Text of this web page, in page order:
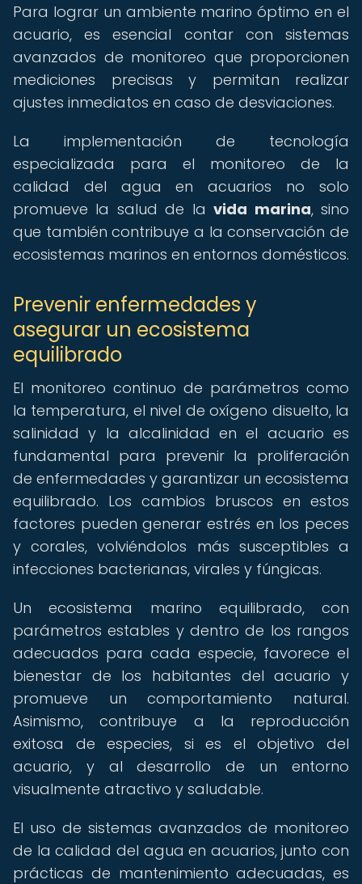
Para lograr un ambiente marino óptimo en el
acuario, es esencial contar con sistemas
avanzados de monitoreo que proporcionen
mediciones precisas y permitan realizar
ajustes inmediatos en caso de desviaciones.
La implementación de tecnología
especializada para el monitoreo de la
calidad del agua en acuarios no solo
promueve la salud de lavida marina, sino
que también contribuye a la conservación de
ecosistemas marinos en entornos domésticos.
Prevenir enfermedades y
asegurar un ecosistema
equilibrado
El monitoreo continuo de parámetros como
la temperatura, el nivel de oxígeno disuelto, la
salinidad y la alcalinidad en el acuario es
fundamental para prevenir la proliferación
de enfermedades y garantizar un ecosistema
equilibrado. Los cambios bruscos en estos
factores pueden generar estrés en los peces
y corales, volviéndolos más susceptibles a
infecciones bacterianas, virales y fúngicas.
Un ecosistema marino equilibrado, con
parámetros estables y dentro de los rangos
adecuados para cada especie, favorece el
bienestar de los habitantes del acuario y
promueve un comportamiento natural.
Asimismo, contribuye a la reproducción
exitosa de especies, si es el objetivo del
acuario, y al desarrollo de un entorno
visualmente atractivo y saludable.
El uso de sistemas avanzados de monitoreo
de la calidad del agua en acuarios, junto con
prácticas de mantenimiento adecuadas, es